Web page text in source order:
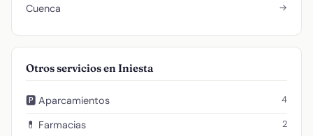
Cuenca →
Otros servicios en Iniesta
🅿️ Aparcamientos 4
💊 Farmacias 2